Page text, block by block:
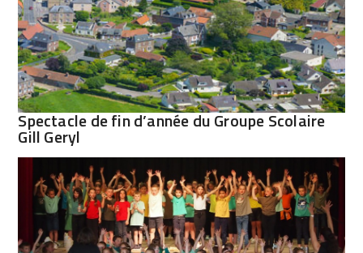
Spectacle de fin d’année du Groupe Scolaire
Gill Geryl